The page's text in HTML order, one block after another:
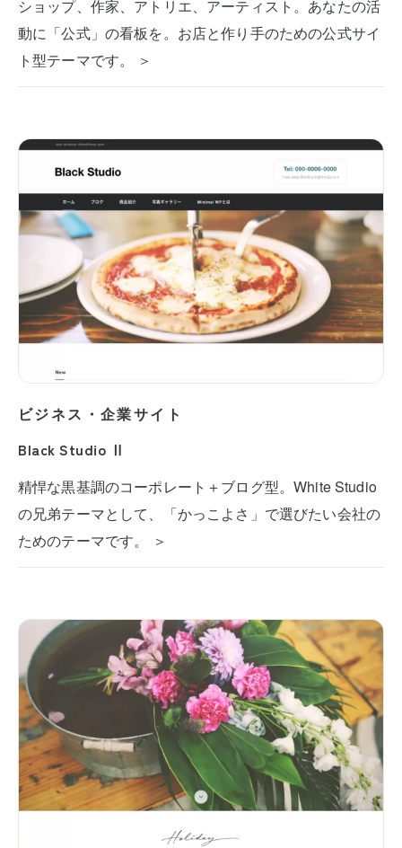
ショップ、作家、アトリエ、アーティスト。あなたの活
動に「公式」の看板を。お店と作り手のための公式サイ
ト型テーマです。 ＞
ビジネス・企業サイト
Black Studio Ⅱ
精悍な黒基調のコーポレート＋ブログ型。White Studio
の兄弟テーマとして、「かっこよさ」で選びたい会社の
ためのテーマです。 ＞